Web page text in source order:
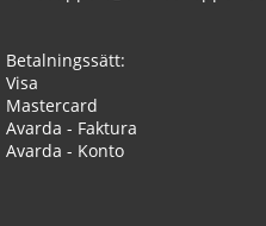
Betalningssätt:
Visa
Mastercard
Avarda - Faktura
Avarda - Konto